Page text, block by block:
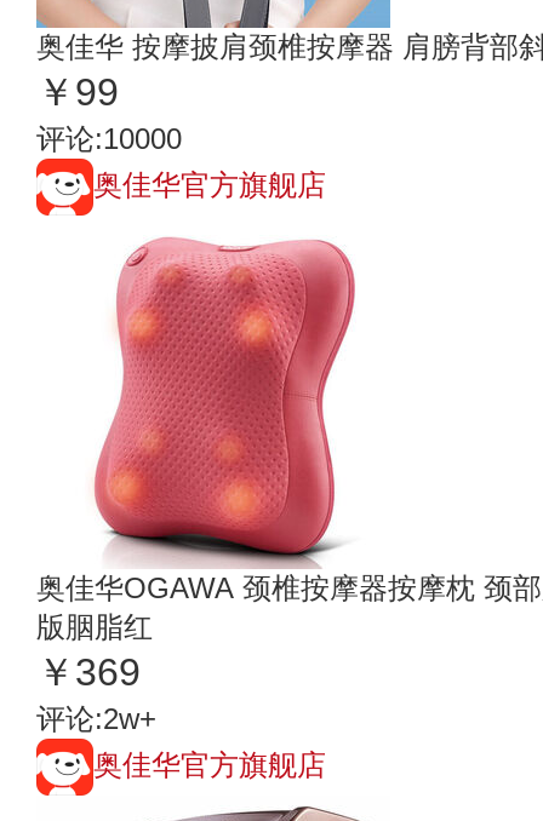
奥佳华 按摩披肩颈椎按摩器 肩膀背部
￥99
评论:10000
奥佳华官方旗舰店
奥佳华OGAWA 颈椎按摩器按摩枕 颈
版胭脂红
￥369
评论:2w+
奥佳华官方旗舰店